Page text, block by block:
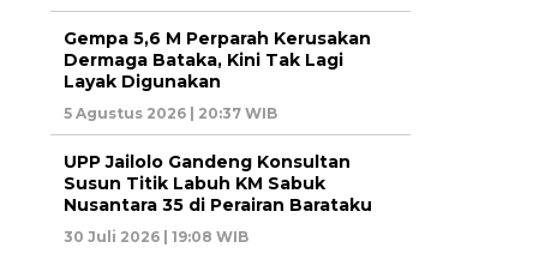
Gempa 5,6 M Perparah Kerusakan
Dermaga Bataka, Kini Tak Lagi
Layak Digunakan
5 Agustus 2026 | 20:37 WIB
UPP Jailolo Gandeng Konsultan
Susun Titik Labuh KM Sabuk
Nusantara 35 di Perairan Barataku
30 Juli 2026 | 19:08 WIB